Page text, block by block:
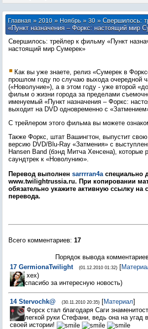
Главная»2010 » Ноябрь » 30» Свершилось:
«Пункт назначения – Форкс: настоящий мир
Свершилось: трейлер к фильму «Пункт
настоящий мир Сумерек»
Как вы уже знаете, релиз «Сумерек в
прошлом году по случаю выхода очередной
(«Новолуние»), а в этом году - уже второй
фильм о жизни города за пределами
именуемый «Пункт назначения – Форкс:
выходит на DVD одновременно с
С трейлером этого фильма вы можете
Также Форкс, штат Вашингтон, выпустит
версию DVD/Blu-Ray «Затмения» с
Hansen Band (бэнд Митча Хенсена), которые
саундтрек к «Новолунию».
Перевод выполнен sarrrran4aспециально
www.twilightrussia.ru. При копировании
обязательно укажите активную ссылку на
перевода.
Всего комментариев: 17
Порядок вывода
17 GermionaTwilight (01.12.2010 01:32) [
хех)
спасибо за интересную новость)
14 Stervochk@ (30.11.2010 20:35) [Материал]
Форск стал благодаря Саги
легкой руки Стефани, ведь она на угад
своей истории!